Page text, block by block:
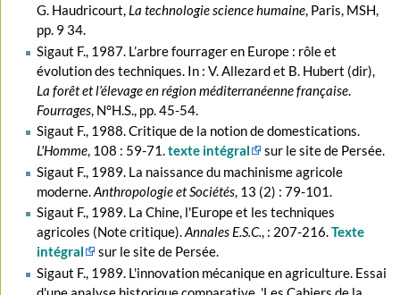
G. Haudricourt, La technologie science humaine, Paris, MSH,
pp. 9 34.
Sigaut F., 1987. L’arbre fourrager en Europe : rôle et
évolution des techniques. In : V. Allezard et B. Hubert (dir),
La forêt et l’élevage en région méditerranéenne française.
Fourrages, N°H.S., pp. 45-54.
Sigaut F., 1988. Critique de la notion de domestications.
L'Homme, 108 : 59-71.texte intégral
sur le site de Persée.
Sigaut F., 1989. La naissance du machinisme agricole
moderne.Anthropologie et Sociétés, 13 (2) : 79-101.
Sigaut F., 1989. La Chine, l'Europe et les techniques
agricoles (Note critique).Annales E.S.C., : 207-216.Texte
intégral
sur le site de Persée.
Sigaut F., 1989. L'innovation mécanique en agriculture. Essai